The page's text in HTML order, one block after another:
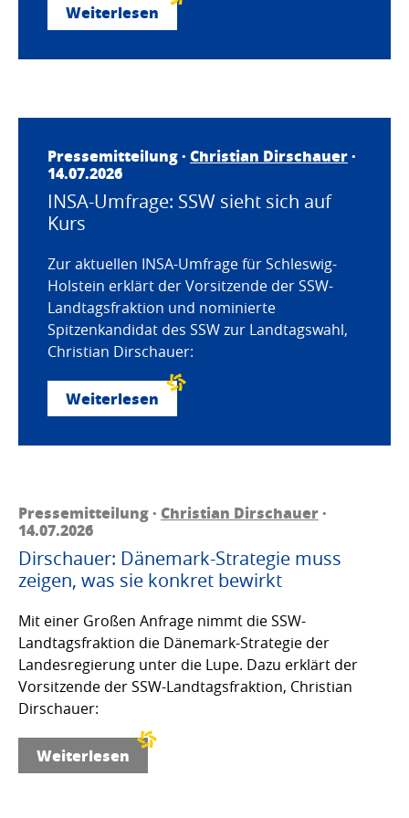
Weiterlesen
Pressemitteilung · Christian Dirschauer·
14.07.2026
INSA-Umfrage: SSW sieht sich auf
Kurs
Zur aktuellen INSA-Umfrage für Schleswig-
Holstein erklärt der Vorsitzende der SSW-
Landtagsfraktion und nominierte
Spitzenkandidat des SSW zur Landtagswahl,
Christian Dirschauer:
Weiterlesen
Pressemitteilung · Christian Dirschauer·
14.07.2026
Dirschauer: Dänemark-Strategie muss
zeigen, was sie konkret bewirkt
Mit einer Großen Anfrage nimmt die SSW-
Landtagsfraktion die Dänemark-Strategie der
Landesregierung unter die Lupe. Dazu erklärt der
Vorsitzende der SSW-Landtagsfraktion, Christian
Dirschauer:
Weiterlesen